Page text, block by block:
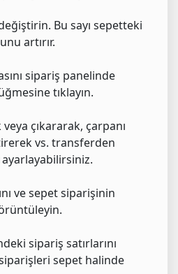
Bu sayı sepetteki
artırır.
sipariş panelinde
tıklayın.
çıkararak, çarpanı
vs. transferden
ayarlayabilirsiniz.
ve sepet siparişinin
sipariş satırlarını
sepet halinde